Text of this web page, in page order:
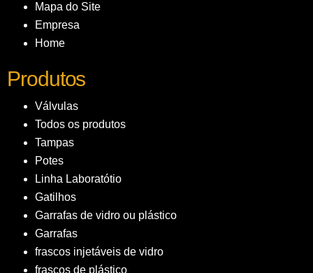
Mapa do Site
Empresa
Home
Produtos
Válvulas
Todos os produtos
Tampas
Potes
Linha Laboratótio
Gatilhos
Garrafas de vidro ou plástico
Garrafas
frascos injetáveis de vidro
frascos de plástico